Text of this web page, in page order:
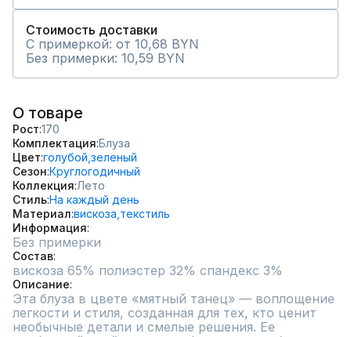
Стоимость доставки
С примеркой: от 10,68 BYN
Без примерки: 10,59 BYN
О товаре
Рост 170
Комплектация Блуза
Цвет голубой, зеленый
Сезон Круглогодичный
Коллекция Лето
СтильНа каждый день
Материал вискоза, текстиль
Информация
Без примерки
Состав
вискоза 65% полиэстер 32% спандекс 3%
Описание
Эта блуза в цвете «мятный танец» — воплощение
легкости и стиля, созданная для тех, кто ценит
необычные детали и смелые решения. Ее